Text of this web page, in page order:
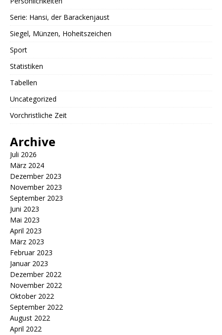
Serie: Hansi, der Barackenjaust
Siegel, Münzen, Hoheitszeichen
Sport
Statistiken
Tabellen
Uncategorized
Vorchristliche Zeit
Archive
Juli 2026
März 2024
Dezember 2023
November 2023
September 2023
Juni 2023
Mai 2023
April 2023
März 2023
Februar 2023
Januar 2023
Dezember 2022
November 2022
Oktober 2022
September 2022
August 2022
April 2022